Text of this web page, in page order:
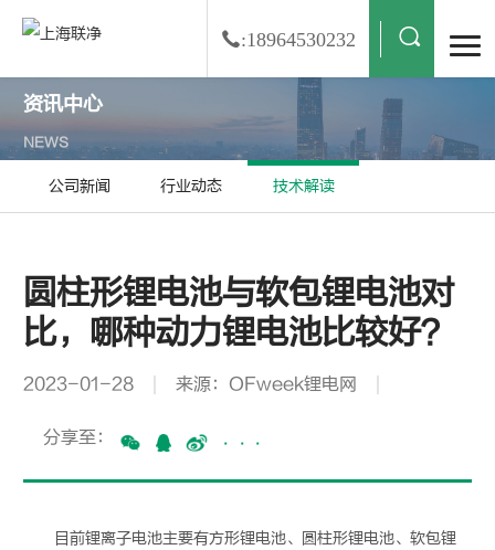
:18964530232
资讯中心
NEWS
公司新闻 行业动态 技术解读
圆柱形锂电池与软包锂电池对
比，哪种动力锂电池比较好？
2023-01-28 来源：OFweek锂电网
分享至： ···
目前锂离子电池主要有方形锂电池、 圆柱形锂电池、软包锂